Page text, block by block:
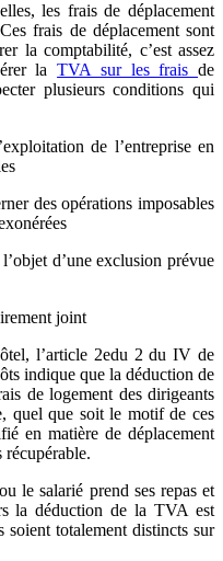
les frais de déplacement
frais de déplacement sont
la comptabilité, c’est assez
laTVA sur les fraisde
plusieurs conditions qui
de l’entreprise en
des opérations imposables
d’une exclusion prévue
joint
l’article 2edu 2 du IV de
indique que la déduction de
de logement des dirigeants
quel que soit le motif de ces
en matière de déplacement
le salarié prend ses repas et
la déduction de la TVA est
soient totalement distincts sur